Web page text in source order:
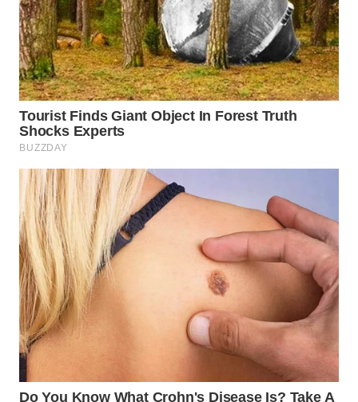
DANAU
TOBA
WN
NIAS
WN
LANGKAT
WN
TAPANULI
SELATAN
WN
TANJUNG
LESUNG
WN
KARO
WN